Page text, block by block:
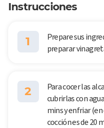
Instrucciones
1
Prepare sus
preparar
2
Para cocer las
cubrirlas con
mins y enfriar
cocción es de 20